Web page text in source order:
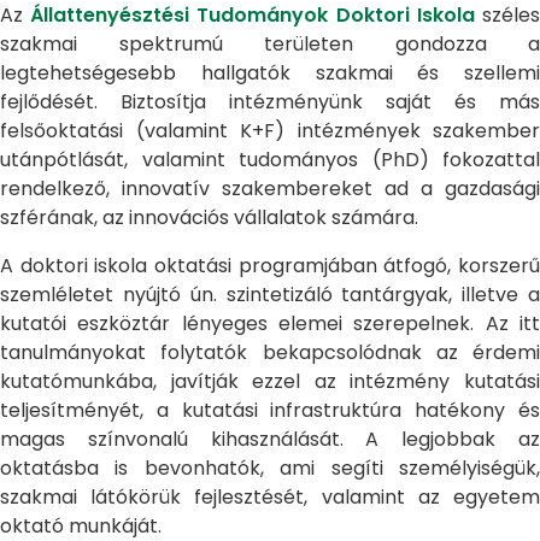
AzÁllattenyésztési Tudományok Doktori Iskolaszéles
szakmai spektrumú területen gondozza a
legtehetségesebb hallgatók szakmai és szellemi
fejlődését. Biztosítja intézményünk saját és más
felsőoktatási (valamint K+F) intézmények szakember
utánpótlását, valamint tudományos (PhD) fokozattal
rendelkező, innovatív szakembereket ad a gazdasági
szférának, az innovációs vállalatok számára.
A doktori iskola oktatási programjában átfogó, korszerű
szemléletet nyújtó ún. szintetizáló tantárgyak, illetve a
kutatói eszköztár lényeges elemei szerepelnek. Az itt
tanulmányokat folytatók bekapcsolódnak az érdemi
kutatómunkába, javítják ezzel az intézmény kutatási
teljesítményét, a kutatási infrastruktúra hatékony és
magas színvonalú kihasználását. A legjobbak az
oktatásba is bevonhatók, ami segíti személyiségük,
szakmai látókörük fejlesztését, valamint az egyetem
oktató munkáját.